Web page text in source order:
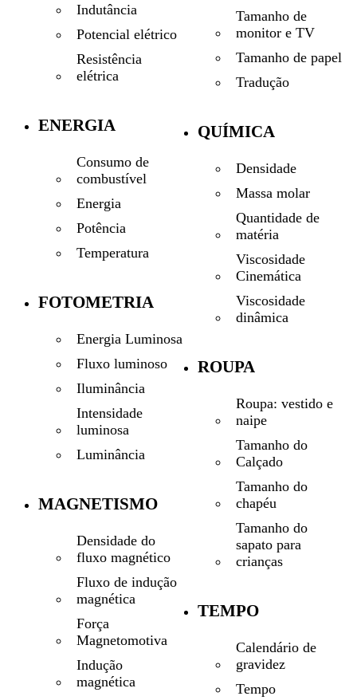
Indutância
Potencial elétrico
Resistência
elétrica
ENERGIA
Consumo de
combustível
Energia
Potência
Temperatura
FOTOMETRIA
Energia Luminosa
Fluxo luminoso
Iluminância
Intensidade
luminosa
Luminância
MAGNETISMO
Densidade do
fluxo magnético
Fluxo de indução
magnética
Força
Magnetomotiva
Indução
magnética
Tamanho de
monitor e TV
Tamanho de papel
Tradução
QUÍMICA
Densidade
Massa molar
Quantidade de
matéria
Viscosidade
Cinemática
Viscosidade
dinâmica
ROUPA
Roupa: vestido e
naipe
Tamanho do
Calçado
Tamanho do
chapéu
Tamanho do
sapato para
crianças
TEMPO
Calendário de
gravidez
Tempo